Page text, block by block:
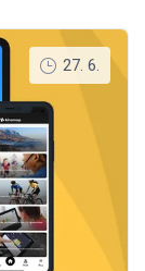
27. 6.